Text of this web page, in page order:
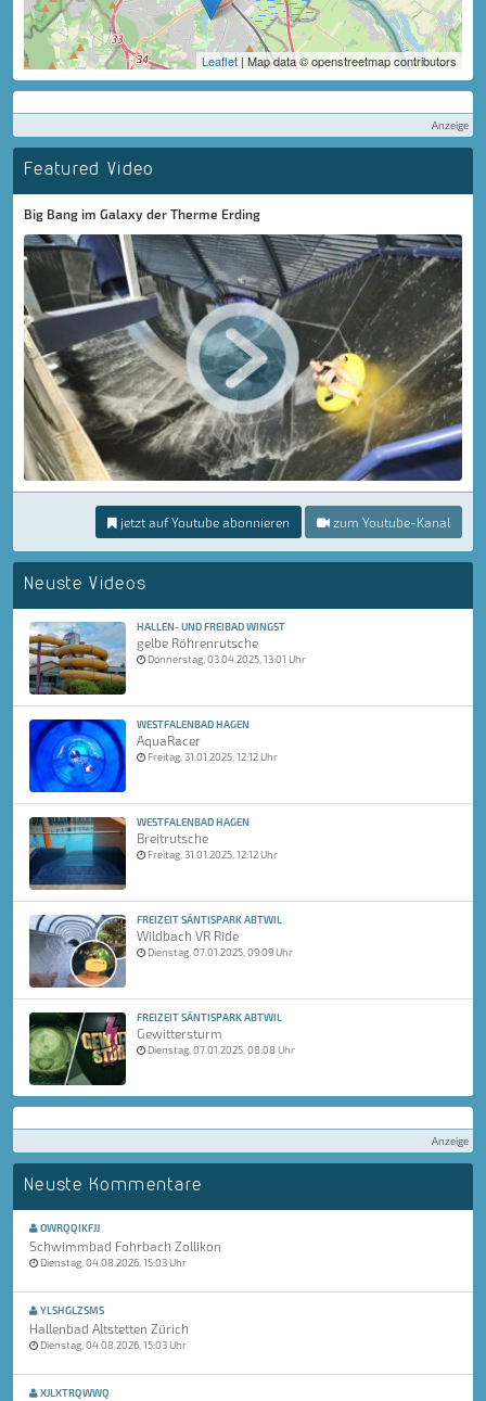
Leaflet | Map data © openstreetmap contributors
Anzeige
Featured Video
Big Bang im Galaxy der Therme Erding
jetzt auf Youtube abonnieren zum Youtube-Kanal
Neuste Videos
HALLEN- UND FREIBAD WINGST
gelbe Röhrenrutsche
Donnerstag, 03.04.2025, 13:01 Uhr
WESTFALENBAD HAGEN
AquaRacer
Freitag, 31.01.2025, 12:12 Uhr
WESTFALENBAD HAGEN
Breitrutsche
Freitag, 31.01.2025, 12:12 Uhr
FREIZEIT SÄNTISPARK ABTWIL
Wildbach VR Ride
Dienstag, 07.01.2025, 09:09 Uhr
FREIZEIT SÄNTISPARK ABTWIL
Gewittersturm
Dienstag, 07.01.2025, 08:08 Uhr
Anzeige
Neuste Kommentare
OWRQQIKFJJ
Schwimmbad Fohrbach Zollikon
Dienstag, 04.08.2026, 15:03 Uhr
YLSHGLZSMS
Hallenbad Altstetten Zürich
Dienstag, 04.08.2026, 15:03 Uhr
XJLXTRQWWQ